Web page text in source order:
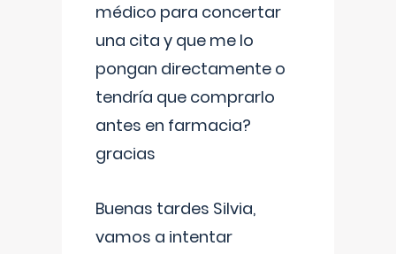
médico para concertar
una cita y que me lo
pongan directamente o
tendría que comprarlo
antes en farmacia?
gracias
Buenas tardes Silvia,
vamos a intentar